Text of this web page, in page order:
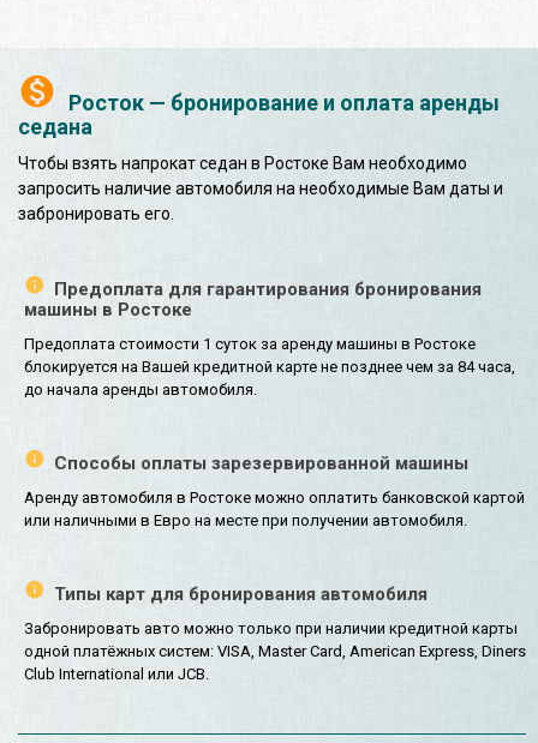
Росток — бронирование и оплата аренды
седана
Чтобы взять напрокат седан в Ростоке Вам необходимо
запросить наличие автомобиля на необходимые Вам даты и
забронировать его.
Предоплата для гарантирования бронирования
машины в Ростоке
Предоплата стоимости 1 суток за аренду машины в Ростоке
блокируется на Вашей кредитной карте не позднее чем за 84 часа,
до начала аренды автомобиля.
Способы оплаты зарезервированной машины
Аренду автомобиля в Ростоке можно оплатить банковской картой
или наличными в Евро на месте при получении автомобиля.
Типы карт для бронирования автомобиля
Забронировать авто можно только при наличии кредитной карты
одной платёжных систем: VISA, Master Card, American Express, Diners
Club International или JCB.